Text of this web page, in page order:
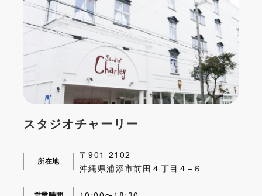
スタジオチャーリー
所在地
〒901-2102
沖縄県浦添市前田４丁目４−６